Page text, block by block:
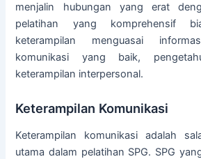
menjalin hubungan yang erat
pelatihan yang komprehensif
keterampilan menguasai
komunikasi yang baik,
keterampilan interpersonal.
Keterampilan Komunikasi
Keterampilan komunikasi adalah
utama dalam pelatihan SPG. SPG